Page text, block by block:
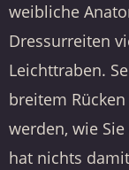
weibliche
Dressurreiten
Leichttraben.
breitem
werden, wie
hat nichts